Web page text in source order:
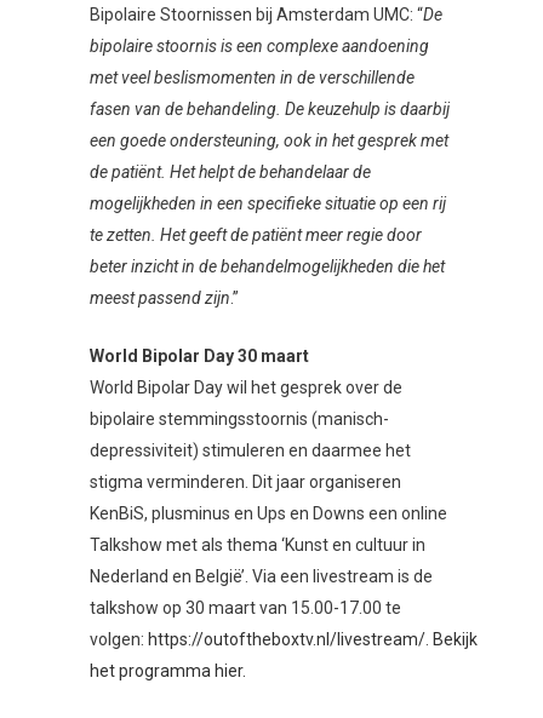
Bipolaire Stoornissen bij Amsterdam UMC: “De
bipolaire stoornis is een complexe aandoening
met veel beslismomenten in de verschillende
fasen van de behandeling. De keuzehulp is daarbij
een goede ondersteuning, ook in het gesprek met
de patiënt. Het helpt de behandelaar de
mogelijkheden in een specifieke situatie op een rij
te zetten. Het geeft de patiënt meer regie door
beter inzicht in de behandelmogelijkheden die het
meest passend zijn.”
World Bipolar Day 30 maart
World Bipolar Day wil het gesprek over de
bipolaire stemmingsstoornis (manisch-
depressiviteit) stimuleren en daarmee het
stigma verminderen. Dit jaar organiseren
KenBiS, plusminus en Ups en Downs een online
Talkshow met als thema ‘Kunst en cultuur in
Nederland en België’. Via een livestream is de
talkshow op 30 maart van 15.00-17.00 te
volgen: https://outoftheboxtv.nl/livestream/. Bekijk
het programma hier.